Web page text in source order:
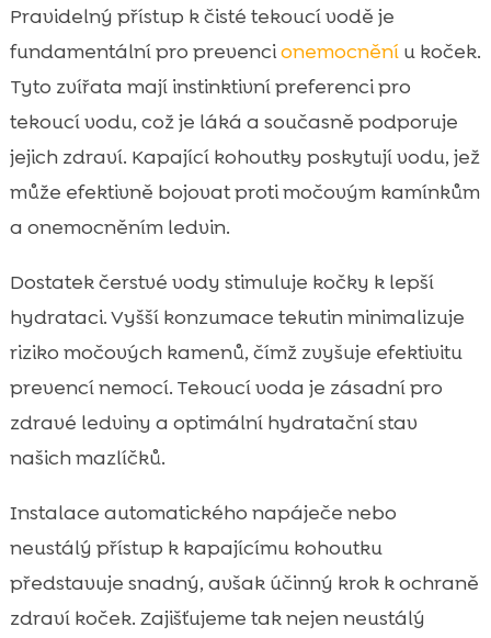
Pravidelný přístup k čisté tekoucí vodě je
fundamentální pro prevencionemocněníu koček.
Tyto zvířata mají instinktivní preferenci pro
tekoucí vodu, což je láká a současně podporuje
jejich zdraví. Kapající kohoutky poskytují vodu, jež
může efektivně bojovat proti močovým kamínkům
a onemocněním ledvin.
Dostatek čerstvé vody stimuluje kočky k lepší
hydrataci. Vyšší konzumace tekutin minimalizuje
riziko močových kamenů, čímž zvyšuje efektivitu
prevencí nemocí. Tekoucí voda je zásadní pro
zdravé ledviny a optimální hydratační stav
našich mazlíčků.
Instalace automatického napáječe nebo
neustálý přístup k kapajícímu kohoutku
představuje snadný, avšak účinný krok k ochraně
zdraví koček. Zajišťujeme tak nejen neustálý